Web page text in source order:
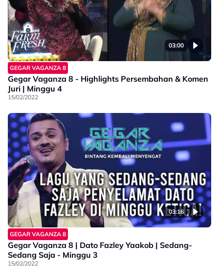
03:00
GEGAR VAGANZA 8
Gegar Vaganza 8 - Highlights Persembahan & Komen
Juri | Minggu 4
15/02/2022
03:16
GEGAR VAGANZA 8
Gegar Vaganza 8 | Dato Fazley Yaakob | Sedang-
Sedang Saja - Minggu 3
15/02/2022